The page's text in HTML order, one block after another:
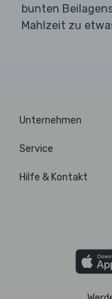
bunten
Mahlzeit zu
Unternehmen
Service
Hilfe & Kontakt